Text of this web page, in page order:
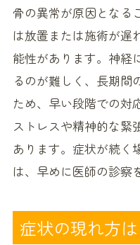
骨の異常が原因となる
は放置または施術が遅
能性があります。神経
るのが難しく、長期間
ため、早い段階での対
ストレスや精神的な緊
あります。症状が続く
は、早めに医師の診察
症状の現れ方は